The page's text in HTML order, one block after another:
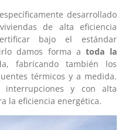
desarrollado
de alta eficiencia
bajo el estándar
damos forma atoda la
fabricando también los
térmicos y a medida.
y con alta
la eficiencia energética.